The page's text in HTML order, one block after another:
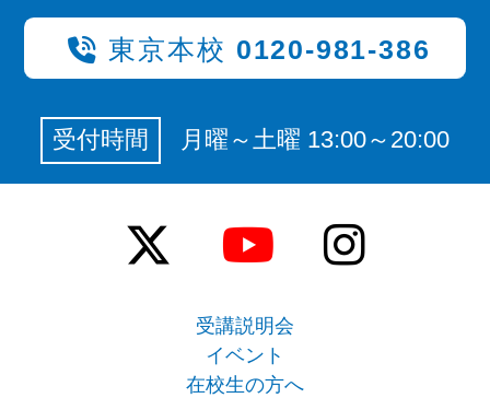
東京本校 0120-981-386
受付時間 月曜～土曜 13:00～20:00
受講説明会
イベント
在校生の方へ